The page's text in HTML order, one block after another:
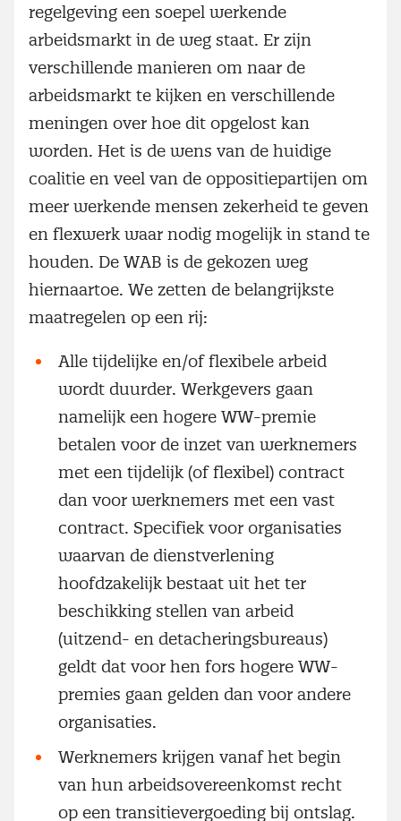
regelgeving een soepel werkende
arbeidsmarkt in de weg staat. Er zijn
verschillende manieren om naar de
arbeidsmarkt te kijken en verschillende
meningen over hoe dit opgelost kan
worden. Het is de wens van de huidige
coalitie en veel van de oppositiepartijen om
meer werkende mensen zekerheid te geven
en flexwerk waar nodig mogelijk in stand te
houden. De WAB is de gekozen weg
hiernaartoe. We zetten de belangrijkste
maatregelen op een rij:
Alle tijdelijke en/of flexibele arbeid
wordt duurder. Werkgevers gaan
namelijk een hogere WW-premie
betalen voor de inzet van werknemers
met een tijdelijk (of flexibel) contract
dan voor werknemers met een vast
contract. Specifiek voor organisaties
waarvan de dienstverlening
hoofdzakelijk bestaat uit het ter
beschikking stellen van arbeid
(uitzend- en detacheringsbureaus)
geldt dat voor hen fors hogere WW-
premies gaan gelden dan voor andere
organisaties.
Werknemers krijgen vanaf het begin
van hun arbeidsovereenkomst recht
op een transitievergoeding bij ontslag.